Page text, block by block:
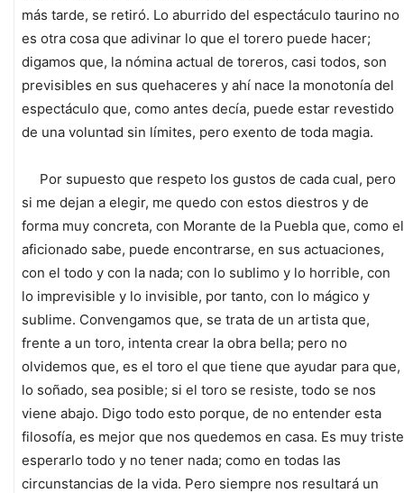
más tarde, se retiró. Lo aburrido del espectáculo taurino no
es otra cosa que adivinar lo que el torero puede hacer;
digamos que, la nómina actual de toreros, casi todos, son
previsibles en sus quehaceres y ahí nace la monotonía del
espectáculo que, como antes decía, puede estar revestido
de una voluntad sin límites, pero exento de toda magia.
Por supuesto que respeto los gustos de cada cual, pero
si me dejan a elegir, me quedo con estos diestros y de
forma muy concreta, con Morante de la Puebla que, como el
aficionado sabe, puede encontrarse, en sus actuaciones,
con el todo y con la nada; con lo sublimo y lo horrible, con
lo imprevisible y lo invisible, por tanto, con lo mágico y
sublime. Convengamos que, se trata de un artista que,
frente a un toro, intenta crear la obra bella; pero no
olvidemos que, es el toro el que tiene que ayudar para que,
lo soñado, sea posible; si el toro se resiste, todo se nos
viene abajo. Digo todo esto porque, de no entender esta
filosofía, es mejor que nos quedemos en casa. Es muy triste
esperarlo todo y no tener nada; como en todas las
circunstancias de la vida. Pero siempre nos resultará un